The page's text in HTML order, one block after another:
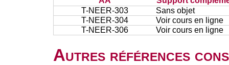
T-NEER-303
Sans objet
T-NEER-304
Voir cours en ligne
T-NEER-306
Voir cours en ligne
Autres références